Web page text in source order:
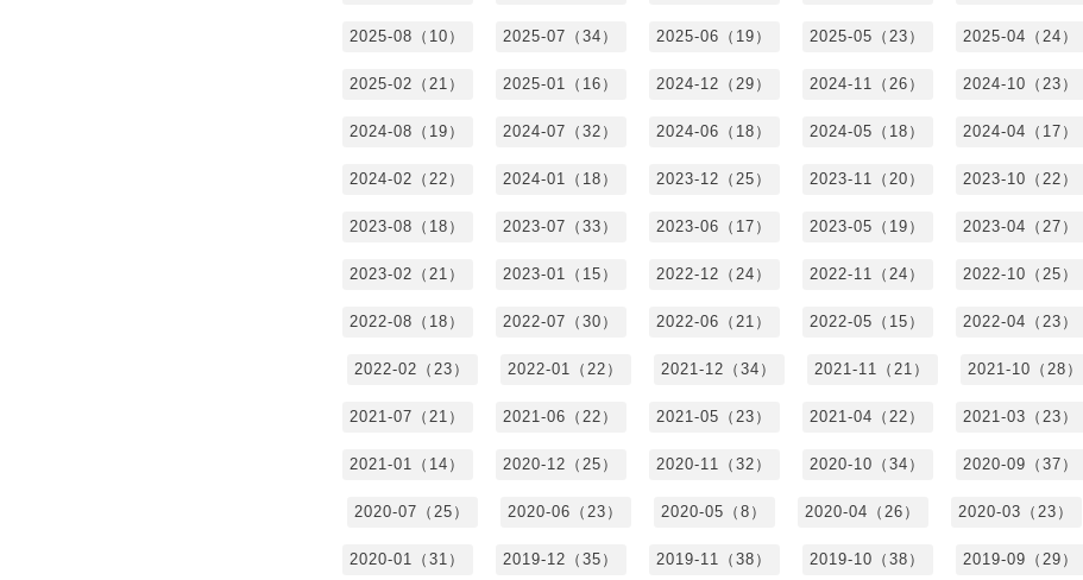
2025-08（10） 2025-07（34） 2025-06（19） 2025-05（23） 2025-04（24）
2025-02（21） 2025-01（16） 2024-12（29） 2024-11（26） 2024-10（23）
2024-08（19） 2024-07（32） 2024-06（18） 2024-05（18） 2024-04（17）
2024-02（22） 2024-01（18） 2023-12（25） 2023-11（20） 2023-10（22）
2023-08（18） 2023-07（33） 2023-06（17） 2023-05（19） 2023-04（27）
2023-02（21） 2023-01（15） 2022-12（24） 2022-11（24） 2022-10（25）
2022-08（18） 2022-07（30） 2022-06（21） 2022-05（15） 2022-04（23）
2022-02（23） 2022-01（22） 2021-12（34） 2021-11（21） 2021-10（28）
2021-07（21） 2021-06（22） 2021-05（23） 2021-04（22） 2021-03（23）
2021-01（14） 2020-12（25） 2020-11（32） 2020-10（34） 2020-09（37）
2020-07（25） 2020-06（23） 2020-05（8） 2020-04（26） 2020-03（23）
2020-01（31） 2019-12（35） 2019-11（38） 2019-10（38） 2019-09（29）